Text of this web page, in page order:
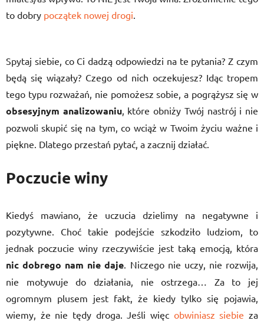
to dobry początek nowej drogi.
Spytaj siebie, co Ci dadzą odpowiedzi na te pytania? Z czym
będą się wiązały? Czego od nich oczekujesz? Idąc tropem
tego typu rozważań, nie pomożesz sobie, a pogrążysz się w
obsesyjnym analizowaniu, które obniży Twój nastrój i nie
pozwoli skupić się na tym, co wciąż w Twoim życiu ważne i
piękne. Dlatego przestań pytać, a zacznij działać.
Poczucie winy
Kiedyś mawiano, że uczucia dzielimy na negatywne i
pozytywne. Choć takie podejście szkodziło ludziom, to
jednak poczucie winy rzeczywiście jest taką emocją, która
nic dobrego nam nie daje. Niczego nie uczy, nie rozwija,
nie motywuje do działania, nie ostrzega… Za to jej
ogromnym plusem jest fakt, że kiedy tylko się pojawia,
wiemy, że nie tędy droga. Jeśli więc obwiniasz siebie za